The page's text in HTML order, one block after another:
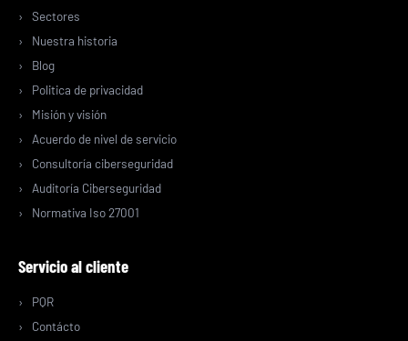
Sectores
Nuestra historia
Blog
Politica de privacidad
Misión y visión
Acuerdo de nivel de servicio
Consultoría ciberseguridad
Auditoría Ciberseguridad
Normativa Iso 27001
Servicio al cliente
PQR
Contácto